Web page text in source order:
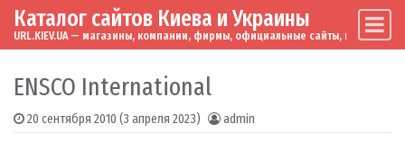
Skip to content
Main Navigation
Каталог сайтов Киева и Украины
URL.KIEV.UA — магазины, компании, фирмы, официальные сайты, мировые
ENSCO International
20 сентября 2010 (3 апреля 2023) admin